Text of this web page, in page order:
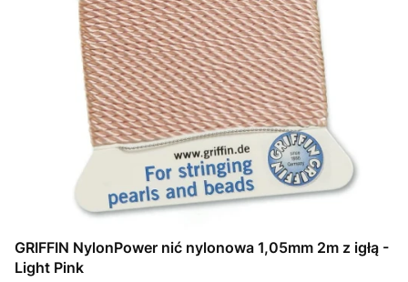
GRIFFIN NylonPower nić nylonowa 1,05mm 2m z igłą -
Light Pink